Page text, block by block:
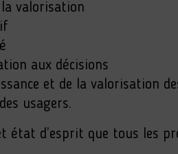
valorisation
aux décisions
et de la valorisation
usagers.
état d’esprit que tous les